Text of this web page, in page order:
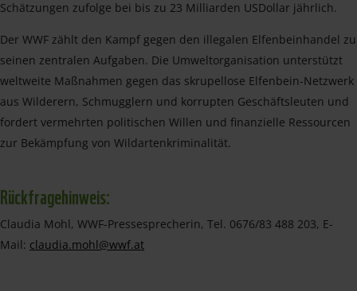
Schätzungen zufolge bei bis zu 23 Milliarden US­Dollar jährlich.
Der WWF zählt den Kampf gegen den illegalen Elfenbeinhandel zu
seinen zentralen Aufgaben. Die Umweltorganisation unterstützt
weltweite Maßnahmen gegen das skrupellose Elfenbein-Netzwerk
aus Wilderern, Schmugglern und korrupten Geschäftsleuten und
fordert vermehrten politischen Willen und finanzielle Ressourcen
zur Bekämpfung von Wildartenkriminalität.
Rückfragehinweis:
Claudia Mohl, WWF-Pressesprecherin, Tel. 0676/83 488 203, E-
Mail: claudia.mohl@wwf.at